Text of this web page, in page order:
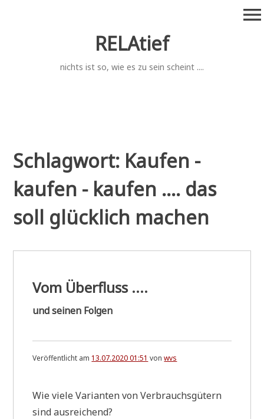
RELAtief
nichts ist so, wie es zu sein scheint ....
menu
Schlagwort: Kaufen -
kaufen - kaufen .... das
soll glücklich machen
Vom Überfluss ....
und seinen Folgen
Veröffentlicht am 13.07.2020 01:51 vonwvs
Wie vie­le Vari­an­ten von Ver­brauchs­gü­tern
sind ausreichend?